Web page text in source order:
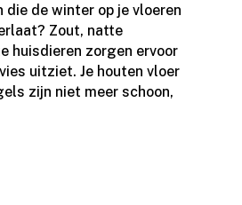
die de winter op je vloeren
Zout, natte
huisdieren zorgen ervoor
uitziet.​ Je houten vloer
zijn niet meer schoon,